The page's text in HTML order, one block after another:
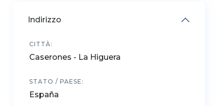
Indirizzo
CITTÀ:
Caserones - La Higuera
STATO / PAESE:
España